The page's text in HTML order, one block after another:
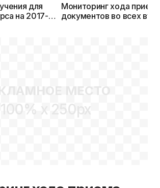
для
на 2017-
Мониторинг хода приема
документов во всех
МЕСТО
100% x 250px